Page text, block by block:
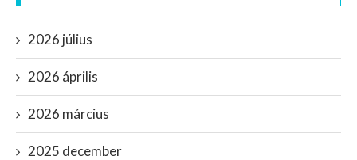
2026 július
2026 április
2026 március
2025 december